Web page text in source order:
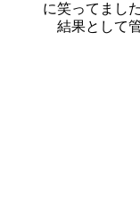
に笑ってまし
結果として